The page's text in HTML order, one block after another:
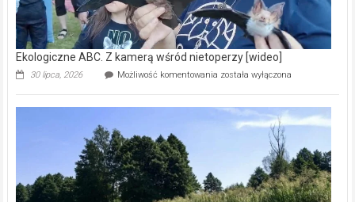
Ekologiczne ABC. Z kamerą wśród nietoperzy [wideo]
30 lipca, 2026 Możliwość komentowania Ekologiczne
kamerą
wśród
została wyłączona